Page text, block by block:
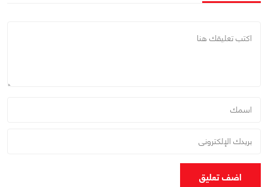
اضف تعليق